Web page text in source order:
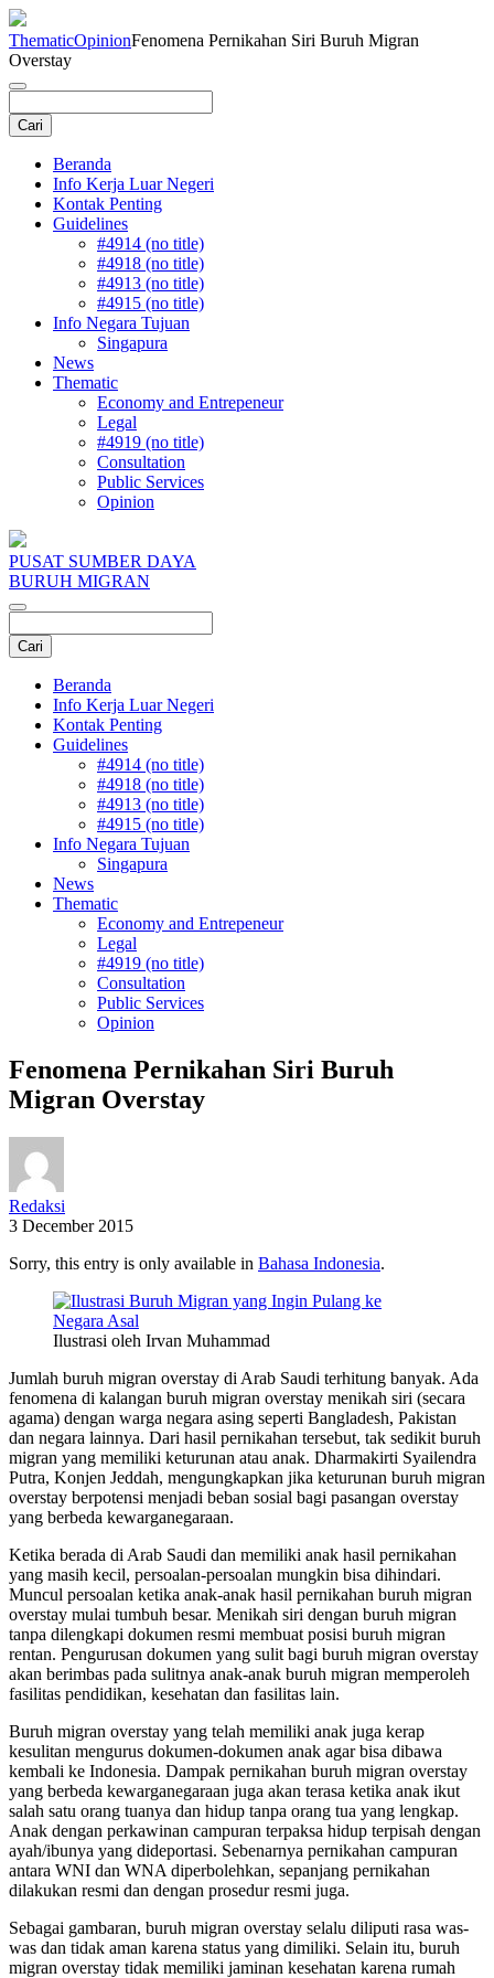
ThematicOpinionFenomena Pernikahan Siri Buruh Migran
Overstay
Beranda
Info Kerja Luar Negeri
Kontak Penting
Guidelines
#4914 (no title)
#4918 (no title)
#4913 (no title)
#4915 (no title)
Info Negara Tujuan
Singapura
News
Thematic
Economy and Entrepeneur
Legal
#4919 (no title)
Consultation
Public Services
Opinion
PUSAT SUMBER DAYA
BURUH MIGRAN
Beranda
Info Kerja Luar Negeri
Kontak Penting
Guidelines
#4914 (no title)
#4918 (no title)
#4913 (no title)
#4915 (no title)
Info Negara Tujuan
Singapura
News
Thematic
Economy and Entrepeneur
Legal
#4919 (no title)
Consultation
Public Services
Opinion
Fenomena Pernikahan Siri Buruh
Migran Overstay
Redaksi
3 December 2015
Sorry, this entry is only available in Bahasa Indonesia.
Ilustrasi oleh Irvan Muhammad
Jumlah buruh migran overstay di Arab Saudi terhitung banyak. Ada
fenomena di kalangan buruh migran overstay menikah siri (secara
agama) dengan warga negara asing seperti Bangladesh, Pakistan
dan negara lainnya. Dari hasil pernikahan tersebut, tak sedikit buruh
migran yang memiliki keturunan atau anak. Dharmakirti Syailendra
Putra, Konjen Jeddah, mengungkapkan jika keturunan buruh migran
overstay berpotensi menjadi beban sosial bagi pasangan overstay
yang berbeda kewarganegaraan.
Ketika berada di Arab Saudi dan memiliki anak hasil pernikahan
yang masih kecil, persoalan-persoalan mungkin bisa dihindari.
Muncul persoalan ketika anak-anak hasil pernikahan buruh migran
overstay mulai tumbuh besar. Menikah siri dengan buruh migran
tanpa dilengkapi dokumen resmi membuat posisi buruh migran
rentan. Pengurusan dokumen yang sulit bagi buruh migran overstay
akan berimbas pada sulitnya anak-anak buruh migran memperoleh
fasilitas pendidikan, kesehatan dan fasilitas lain.
Buruh migran overstay yang telah memiliki anak juga kerap
kesulitan mengurus dokumen-dokumen anak agar bisa dibawa
kembali ke Indonesia. Dampak pernikahan buruh migran overstay
yang berbeda kewarganegaraan juga akan terasa ketika anak ikut
salah satu orang tuanya dan hidup tanpa orang tua yang lengkap.
Anak dengan perkawinan campuran terpaksa hidup terpisah dengan
ayah/ibunya yang dideportasi. Sebenarnya pernikahan campuran
antara WNI dan WNA diperbolehkan, sepanjang pernikahan
dilakukan resmi dan dengan prosedur resmi juga.
Sebagai gambaran, buruh migran overstay selalu diliputi rasa was-
was dan tidak aman karena status yang dimiliki. Selain itu, buruh
migran overstay tidak memiliki jaminan kesehatan karena rumah